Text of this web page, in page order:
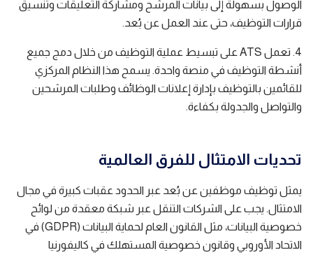
الوصول بسهولة إلى بيانات المرشح ومشاركة التعليقات وتنسيق
قرارات التوظيف، حتى عند العمل عن بُعد.
4. تعمل ATS على تبسيط عملية التوظيف من خلال دمج جميع
أنشطة التوظيف في منصة واحدة. يسمح هذا النظام المركزي
للقائمين بالتوظيف بإدارة إعلانات الوظائف وطلبات المرشحين
والتواصل والجدولة بكفاءة.
تحديات الامتثال للفرق العالمية
يمثل توظيف موظفين عن بُعد عبر الحدود عقبات كبيرة في مجال
الامتثال. يجب على الشركات التنقل عبر شبكة معقدة من لوائح
خصوصية البيانات، مثل القانون العام لحماية البيانات (GDPR) في
الاتحاد الأوروبي وقانون خصوصية المستهلك في كاليفورنيا